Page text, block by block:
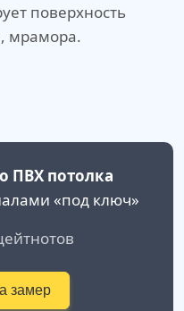
поверхность
мрамора.
ПВХ потолка
«под ключ»
замер